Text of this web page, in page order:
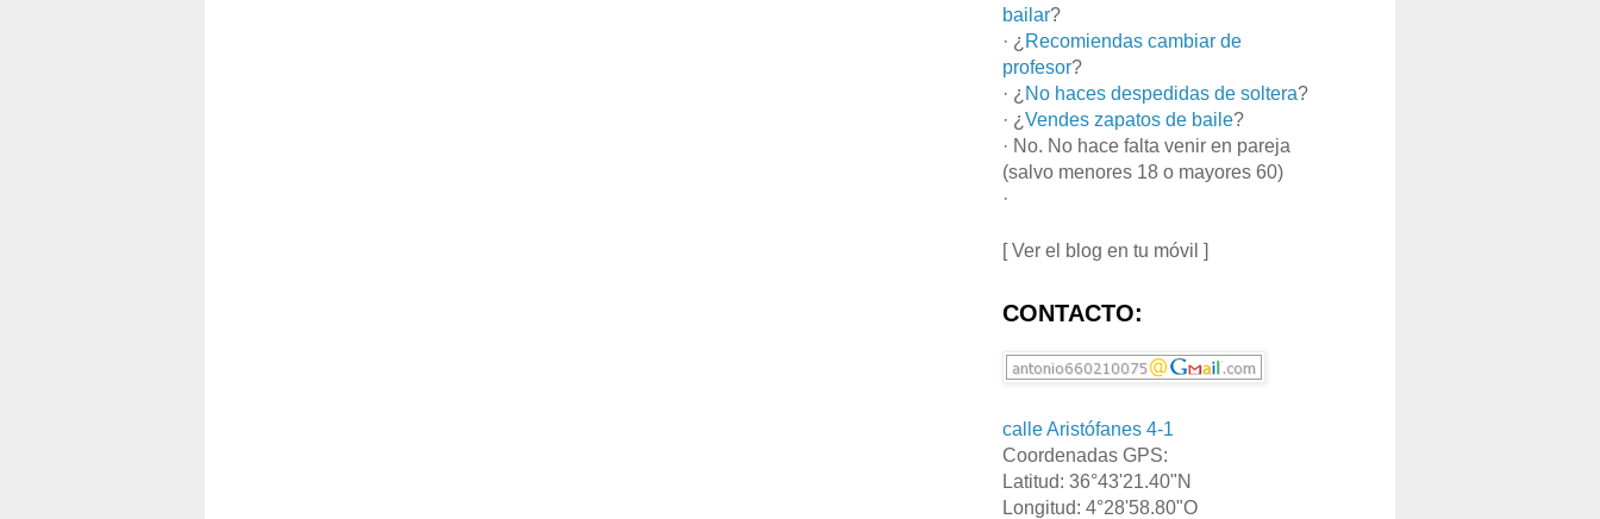
bailar?
· ¿ Recomiendas cambiar de
profesor?
· ¿ No haces despedidas de soltera?
· ¿ Vendes zapatos de baile?
· No. No hace falta venir en pareja
(salvo menores 18 o mayores 60)
·
[ Ver el blog en tu móvil ]
CONTACTO:
calle Aristófanes 4-1
Coordenadas GPS:
Latitud: 36°43'21.40"N
Longitud: 4°28'58.80"O